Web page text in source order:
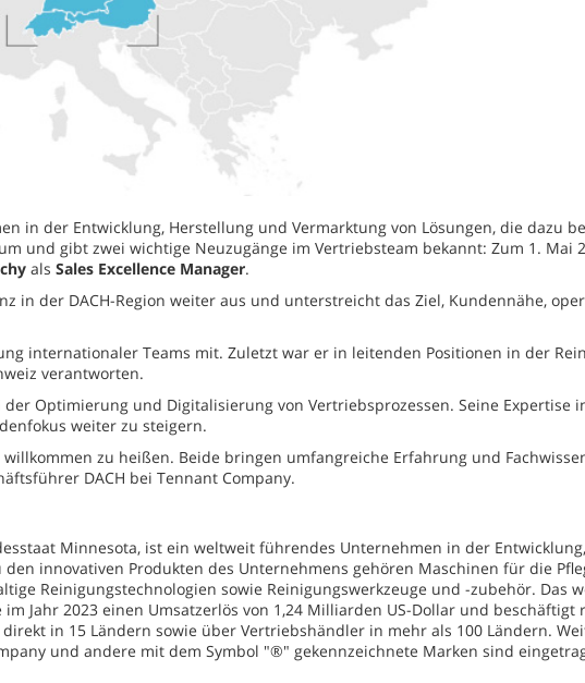
in der Entwicklung, Herstellung und Vermarktung von Lösungen, die dazu
und gibt zwei wichtige Neuzugänge im Vertriebsteam bekannt: Zum 1. Mai
als Sales Excellence Manager.
in der DACH-Region weiter aus und unterstreicht das Ziel, Kundennähe,
internationaler Teams mit. Zuletzt war er in leitenden Positionen in der
verantworten.
Optimierung und Digitalisierung von Vertriebsprozessen. Seine Expertise
weiter zu steigern.
zu heißen. Beide bringen umfangreiche Erfahrung und
DACH bei Tennant Company.
Minnesota, ist ein weltweit führendes Unternehmen in der
innovativen Produkten des Unternehmens gehören Maschinen für die
Reinigungstechnologien sowie Reinigungswerkzeuge und -zubehör. Das
Jahr 2023 einen Umsatzerlös von 1,24 Milliarden US-Dollar und
in 15 Ländern sowie über Vertriebshändler in mehr als 100 Ländern.
und andere mit dem Symbol "®" gekennzeichnete Marken sind